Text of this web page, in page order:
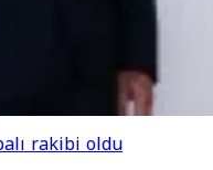
rakibi oldu